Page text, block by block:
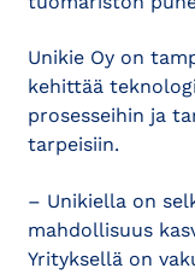
Unikie Oy on
kehittää
prosesseihin ja
tarpeisiin.
– Unikiella on
mahdollisuus
Yrityksellä on